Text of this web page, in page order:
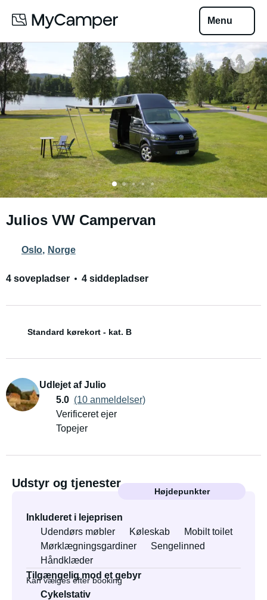
Menu
Julios VW Campervan
Oslo, Norge
4 sovepladser 4 siddepladser
Standard kørekort - kat. B
Udlejet af Julio
5.0 (10 anmeldelser)
Verificeret ejer
Topejer
Udstyr og tjenester
Højdepunkter
Inkluderet i lejeprisen
Udendørs møbler
Køleskab
Mobilt toilet
Mørklægningsgardiner
Sengelinned
Håndklæder
Tilgængelig mod et gebyr
Kan vælges efter booking
Cykelstativ